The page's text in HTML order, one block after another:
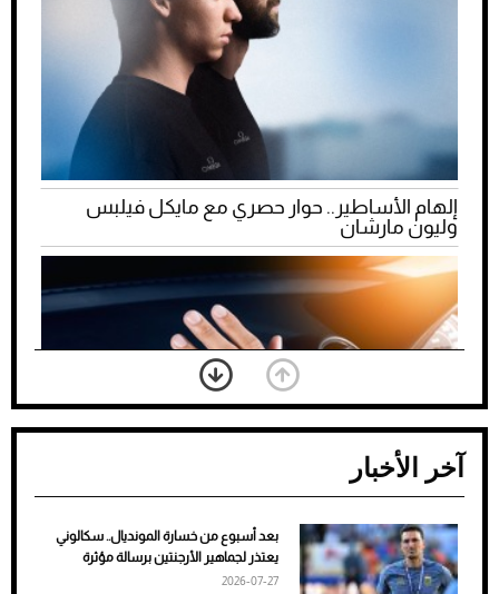
إلهام الأساطير.. حوار حصري مع مايكل فيلبس
وليون مارشان
ضعف تبريد مكيف السيارة عند الوقوف.. أشهر
الأسباب والحلول
آخر الأخبار
بعد أسبوع من خسارة المونديال.. سكالوني
يعتذر لجماهير الأرجنتين برسالة مؤثرة
2026-07-27